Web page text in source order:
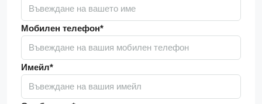
Мобилен телефон*
Имейл*